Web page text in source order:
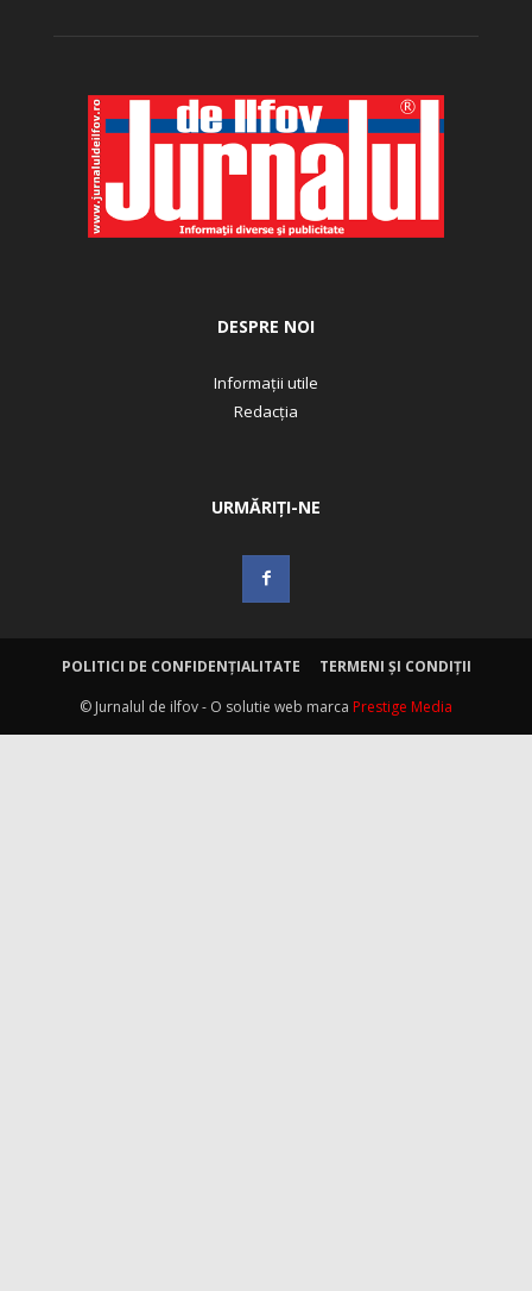
DESPRE NOI
Informații utile
Redacția
URMĂRIȚI-NE
POLITICI DE CONFIDENȚIALITATE
TERMENI ȘI CONDIȚII
© Jurnalul de ilfov - O solutie web marca Prestige Media